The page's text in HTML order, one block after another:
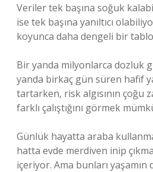
Veriler tek başına soğuk
ise tek başına yanıltıcı
koyunca daha dengeli bir tablo
Bir yanda milyonlarca dozluk
yanda birkaç gün süren hafif
tartarken, risk algısının çoğu
farklı çalıştığını görmek
Günlük hayatta araba
hatta evde merdiven inip
içeriyor. Ama bunları yaşamın